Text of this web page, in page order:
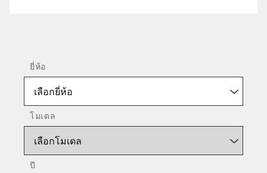
ยี่ห้อ
เลือกยี่ห้อ
โมเดล
เลือกโมเดล
ปี